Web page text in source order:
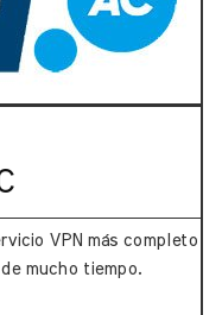
VPN más completo
mucho tiempo.